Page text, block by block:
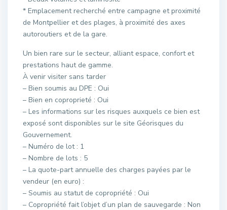
* Emplacement recherché entre campagne et proximité
de Montpellier et des plages, à proximité des axes
autoroutiers et de la gare.
Un bien rare sur le secteur, alliant espace, confort et
prestations haut de gamme.
À venir visiter sans tarder
– Bien soumis au DPE : Oui
– Bien en coproprieté : Oui
– Les informations sur les risques auxquels ce bien est
exposé sont disponibles sur le site Géorisques du
Gouvernement.
– Numéro de lot : 1
– Nombre de lots : 5
– La quote-part annuelle des charges payées par le
vendeur (en euro) :
– Soumis au statut de copropriété : Oui
– Copropriété fait l’objet d’un plan de sauvegarde : Non